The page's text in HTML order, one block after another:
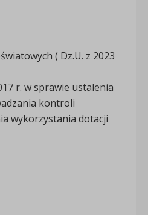
( Dz.U. z 2023
r. w sprawie ustalenia
kontroli
wykorzystania dotacji